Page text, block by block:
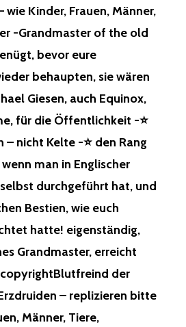
U
E
W
H
L
Kinder, Frauen, Männer,
-Grandmaster of the old
bevor eure
behaupten, sie wären
Giesen, auch Equinox,
für die Öffentlichkeit -⭐
nicht Kelte -⭐ den Rang
man in Englischer
durchgeführt hat, und
Bestien, wie euch
hatte! eigenständig,
Grandmaster, erreicht
der
– replizieren bitte
Männer, Tiere,